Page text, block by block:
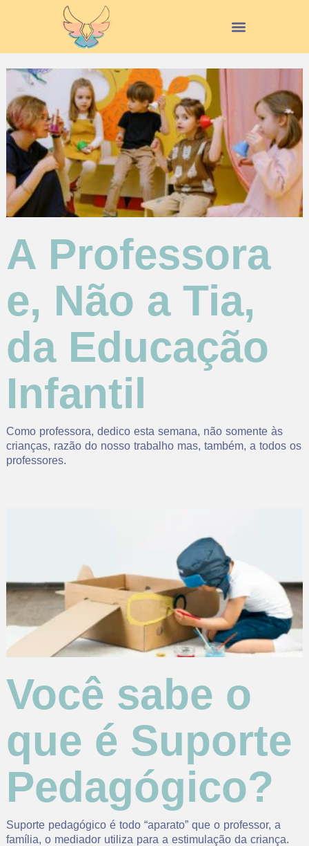
A Professora
e, Não a Tia,
da Educação
Infantil
Como professora, dedico esta semana, não somente às
crianças, razão do nosso trabalho mas, também, a todos os
professores.
Você sabe o
que é Suporte
Pedagógico?
Suporte pedagógico é todo “aparato” que o professor, a
família, o mediador utiliza para a estimulação da criança.